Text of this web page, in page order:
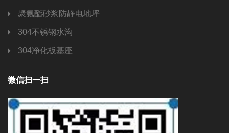
聚氨酯砂浆防静电地坪
304不锈钢水沟
304净化板基座
微信扫一扫